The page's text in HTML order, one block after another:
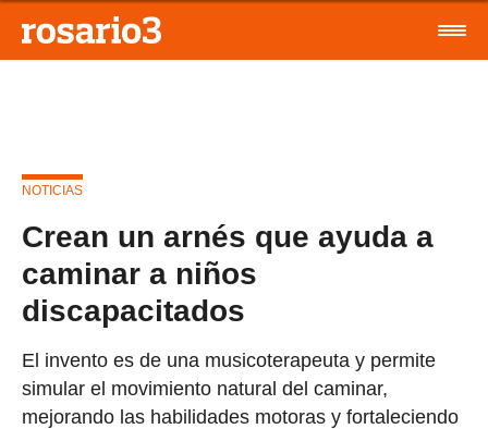
NOTICIAS
Crean un arnés que ayuda a
caminar a niños
discapacitados
El invento es de una musicoterapeuta y permite
simular el movimiento natural del caminar,
mejorando las habilidades motoras y fortaleciendo